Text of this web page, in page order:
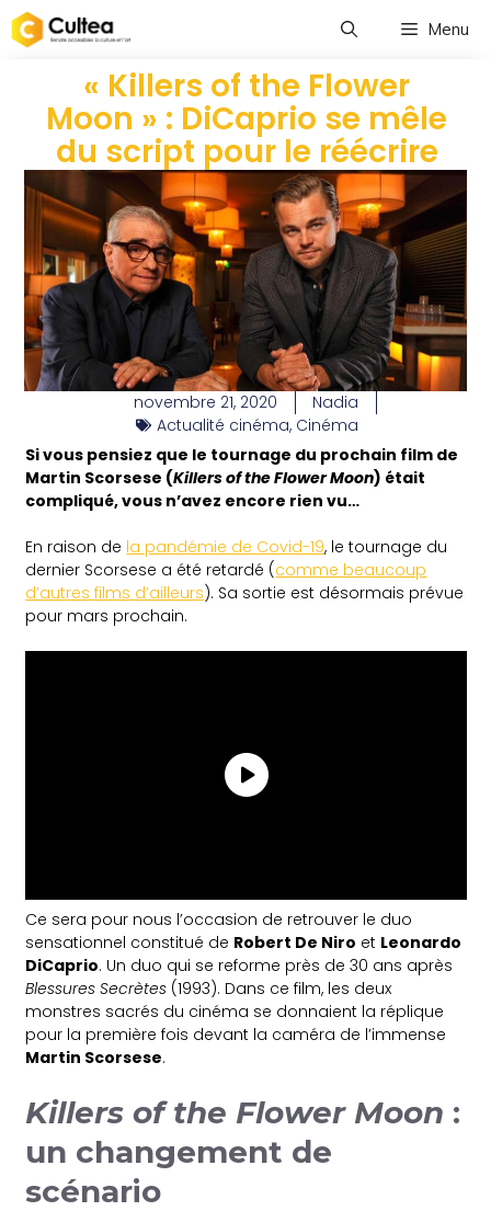
Menu
« Killers of the Flower
Moon » : DiCaprio se mêle
du script pour le réécrire
novembre 21, 2020
Nadia
Actualité cinéma, Cinéma
Si vous pensiez que le tournage du prochain film de
Martin Scorsese (Killers of the Flower Moon) était
compliqué, vous n’avez encore rien vu…
En raison de la pandémie de Covid-19, le tournage du
dernier Scorsese a été retardé (comme beaucoup
d’autres films d’ailleurs). Sa sortie est désormais prévue
pour mars prochain.
Ce sera pour nous l’occasion de retrouver le duo
sensationnel constitué de Robert De Niro et Leonardo
DiCaprio. Un duo qui se reforme près de 30 ans après
Blessures Secrètes (1993). Dans ce film, les deux
monstres sacrés du cinéma se donnaient la réplique
pour la première fois devant la caméra de l’immense
Martin Scorsese.
Killers of the Flower Moon :
un changement de
scénario